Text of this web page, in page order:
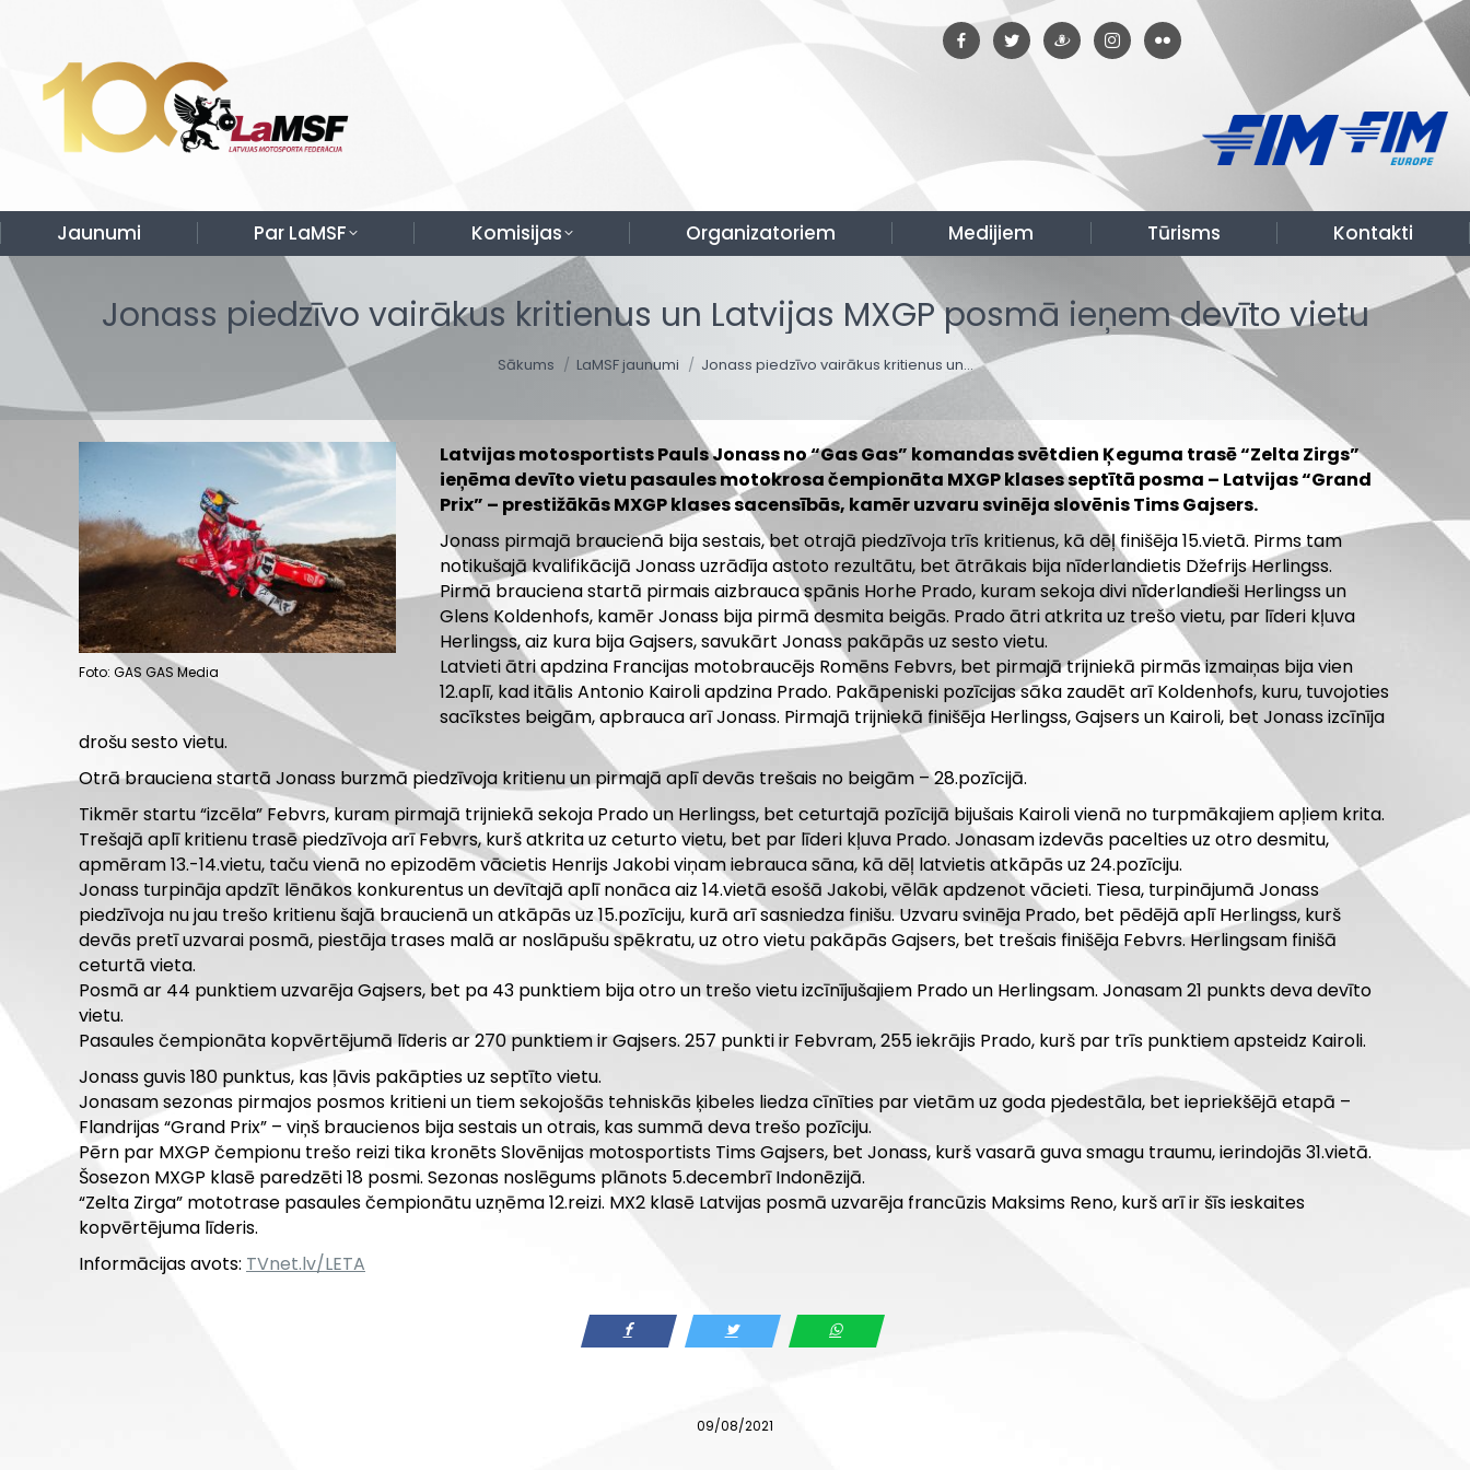
Jaunumi Par LaMSF Komisijas Organizatoriem Medijiem Tūrisms Kontakti
Jonass piedzīvo vairākus kritienus un Latvijas MXGP posmā ieņem devīto vietu
Sākums LaMSF jaunumi Jonass piedzīvo vairākus kritienus un…
Foto: GAS GAS Media
Latvijas motosportists Pauls Jonass no “Gas Gas” komandas svētdien Ķeguma trasē “Zelta Zirgs”
ieņēma devīto vietu pasaules motokrosa čempionāta MXGP klases septītā posma – Latvijas “Grand
Prix” – prestižākās MXGP klases sacensībās, kamēr uzvaru svinēja slovēnis Tims Gajsers.
Jonass pirmajā braucienā bija sestais, bet otrajā piedzīvoja trīs kritienus, kā dēļ finišēja 15.vietā. Pirms tam
notikušajā kvalifikācijā Jonass uzrādīja astoto rezultātu, bet ātrākais bija nīderlandietis Džefrijs Herlingss.
Pirmā brauciena startā pirmais aizbrauca spānis Horhe Prado, kuram sekoja divi nīderlandieši Herlingss un
Glens Koldenhofs, kamēr Jonass bija pirmā desmita beigās. Prado ātri atkrita uz trešo vietu, par līderi kļuva
Herlingss, aiz kura bija Gajsers, savukārt Jonass pakāpās uz sesto vietu.
Latvieti ātri apdzina Francijas motobraucējs Romēns Febvrs, bet pirmajā trijniekā pirmās izmaiņas bija vien
12.aplī, kad itālis Antonio Kairoli apdzina Prado. Pakāpeniski pozīcijas sāka zaudēt arī Koldenhofs, kuru, tuvojoties
sacīkstes beigām, apbrauca arī Jonass. Pirmajā trijniekā finišēja Herlingss, Gajsers un Kairoli, bet Jonass izcīnīja
drošu sesto vietu.
Otrā brauciena startā Jonass burzmā piedzīvoja kritienu un pirmajā aplī devās trešais no beigām – 28.pozīcijā.
Tikmēr startu “izcēla” Febvrs, kuram pirmajā trijniekā sekoja Prado un Herlingss, bet ceturtajā pozīcijā bijušais Kairoli vienā no turpmākajiem apļiem krita.
Trešajā aplī kritienu trasē piedzīvoja arī Febvrs, kurš atkrita uz ceturto vietu, bet par līderi kļuva Prado. Jonasam izdevās pacelties uz otro desmitu,
apmēram 13.-14.vietu, taču vienā no epizodēm vācietis Henrijs Jakobi viņam iebrauca sāna, kā dēļ latvietis atkāpās uz 24.pozīciju.
Jonass turpināja apdzīt lēnākos konkurentus un devītajā aplī nonāca aiz 14.vietā esošā Jakobi, vēlāk apdzenot vācieti. Tiesa, turpinājumā Jonass
piedzīvoja nu jau trešo kritienu šajā braucienā un atkāpās uz 15.pozīciju, kurā arī sasniedza finišu. Uzvaru svinēja Prado, bet pēdējā aplī Herlingss, kurš
devās pretī uzvarai posmā, piestāja trases malā ar noslāpušu spēkratu, uz otro vietu pakāpās Gajsers, bet trešais finišēja Febvrs. Herlingsam finišā
ceturtā vieta.
Posmā ar 44 punktiem uzvarēja Gajsers, bet pa 43 punktiem bija otro un trešo vietu izcīnījušajiem Prado un Herlingsam. Jonasam 21 punkts deva devīto
vietu.
Pasaules čempionāta kopvērtējumā līderis ar 270 punktiem ir Gajsers. 257 punkti ir Febvram, 255 iekrājis Prado, kurš par trīs punktiem apsteidz Kairoli.
Jonass guvis 180 punktus, kas ļāvis pakāpties uz septīto vietu.
Jonasam sezonas pirmajos posmos kritieni un tiem sekojošās tehniskās ķibeles liedza cīnīties par vietām uz goda pjedestāla, bet iepriekšējā etapā –
Flandrijas “Grand Prix” – viņš braucienos bija sestais un otrais, kas summā deva trešo pozīciju.
Pērn par MXGP čempionu trešo reizi tika kronēts Slovēnijas motosportists Tims Gajsers, bet Jonass, kurš vasarā guva smagu traumu, ierindojās 31.vietā.
Šosezon MXGP klasē paredzēti 18 posmi. Sezonas noslēgums plānots 5.decembrī Indonēzijā.
“Zelta Zirga” mototrase pasaules čempionātu uzņēma 12.reizi. MX2 klasē Latvijas posmā uzvarēja francūzis Maksims Reno, kurš arī ir šīs ieskaites
kopvērtējuma līderis.
Informācijas avots: TVnet.lv/LETA
09/08/2021